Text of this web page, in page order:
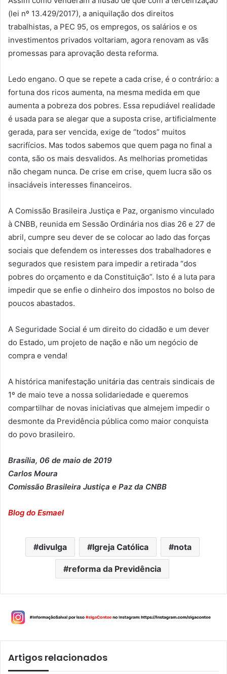
(lei nº 13.429/2017), a aniquilação dos direitos
trabalhistas, a PEC 95, os empregos, os salários e os
investimentos privados voltariam, agora renovam as vãs
promessas para aprovação desta reforma.
Ledo engano. O que se repete a cada crise, é o contrário: a
fortuna dos ricos aumenta, na mesma medida em que
aumenta a pobreza dos pobres. Essa repudiável realidade
é usada para se alegar que a suposta crise, artificialmente
gerada, para ser vencida, exige de “todos” muitos
sacrifícios. Mas todos sabemos que quem paga no final a
conta, são os mais desvalidos. As melhorias prometidas
não chegam nunca. De crise em crise, quem lucra são os
insaciáveis interesses financeiros.
A Comissão Brasileira Justiça e Paz, organismo vinculado
à CNBB, reunida em Sessão Ordinária nos dias 26 e 27 de
abril, cumpre seu dever de se colocar ao lado das forças
sociais que defendem os interesses dos trabalhadores e
segurados que resistem para impedir a retirada “dos
pobres do orçamento e da Constituição”. Isto é a luta para
impedir que se enfie o dinheiro dos impostos no bolso de
poucos abastados.
A Seguridade Social é um direito do cidadão e um dever
do Estado, um projeto de nação e não um negócio de
compra e venda!
A histórica manifestação unitária das centrais sindicais de
1º de maio teve a nossa solidariedade e queremos
compartilhar de novas iniciativas que almejem impedir o
desmonte da Previdência pública como maior conquista
do povo brasileiro.
Brasília, 06 de maio de 2019
Carlos Moura
Comissão Brasileira Justiça e Paz da CNBB
Blog do Esmael
divulga Igreja Católica nota
reforma da Previdência
Artigos relacionados